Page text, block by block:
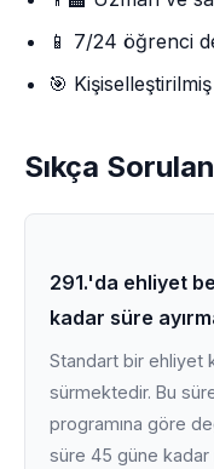
📱 7/24 öğrenci
🎯
Sıkça
291.'da ehliyet
kadar süre
Standart bir ehliyet
sürmektedir. Bu
programına göre
süre 45 güne